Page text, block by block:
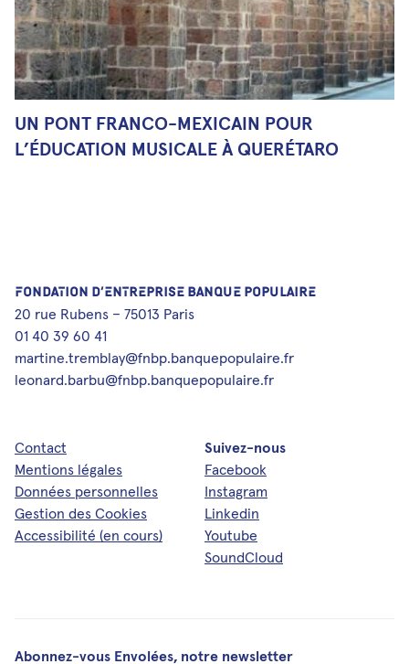
UN PONT FRANCO-MEXICAIN POUR
L’ÉDUCATION MUSICALE À QUERÉTARO
FONDATION D’ENTREPRISE BANQUE POPULAIRE
20 rue Rubens – 75013 Paris
01 40 39 60 41
martine.tremblay@fnbp.banquepopulaire.fr
leonard.barbu@fnbp.banquepopulaire.fr
Contact
Mentions légales
Données personnelles
Gestion des Cookies
Accessibilité (en cours)
Suivez-nous
Facebook
Instagram
Linkedin
Youtube
SoundCloud
Abonnez-vous Envolées, notre newsletter